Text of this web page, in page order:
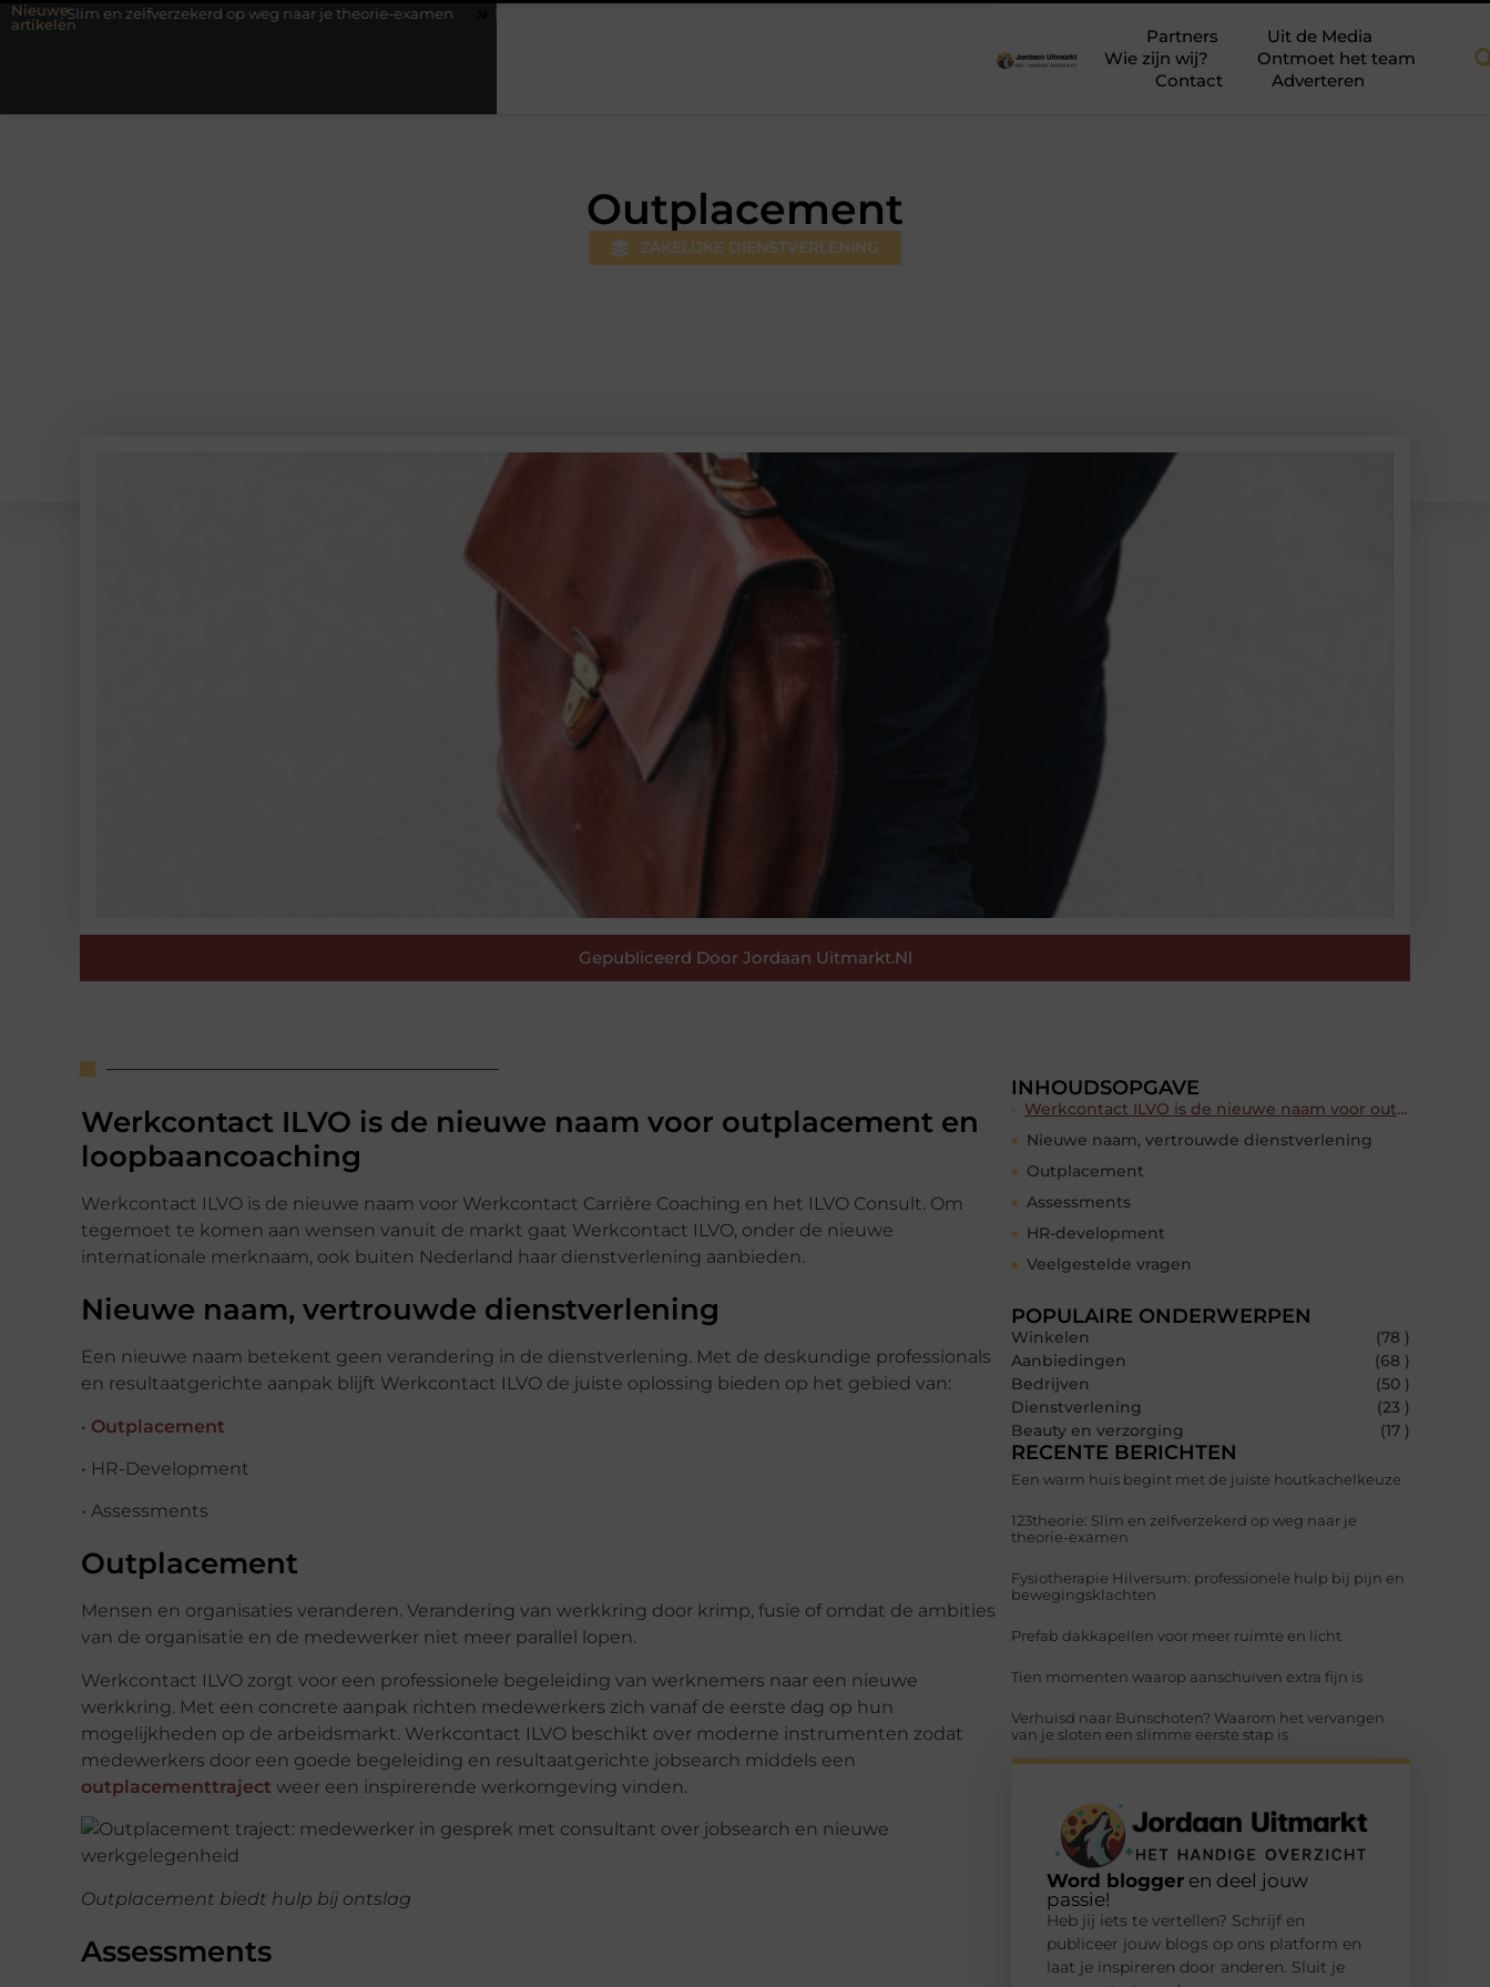
Nieuwe
artikelen
zelfverzekerd op weg naar je theorie-examen Fysiotherapie Hilversum: professionele hulp bij pijn en bewegingsklachten
Partners
Uit de Media
Wie zijn wij?
Ontmoet het team
Contact
Adverteren
Outplacement
ZAKELIJKE DIENSTVERLENING
Gepubliceerd Door Jordaan Uitmarkt.nl
Werkcontact ILVO is de nieuwe naam voor outplacement en
loopbaancoaching
Werkcontact ILVO is de nieuwe naam voor Werkcontact Carrière Coaching en het ILVO Consult. Om
tegemoet te komen aan wensen vanuit de markt gaat Werkcontact ILVO, onder de nieuwe
internationale merknaam, ook buiten Nederland haar dienstverlening aanbieden.
Nieuwe naam, vertrouwde dienstverlening
Een nieuwe naam betekent geen verandering in de dienstverlening. Met de deskundige professionals
en resultaatgerichte aanpak blijft Werkcontact ILVO de juiste oplossing bieden op het gebied van:
• Outplacement
• HR-Development
• Assessments
Outplacement
Mensen en organisaties veranderen. Verandering van werkkring door krimp, fusie of omdat de ambities
van de organisatie en de medewerker niet meer parallel lopen.
Werkcontact ILVO zorgt voor een professionele begeleiding van werknemers naar een nieuwe
werkkring. Met een concrete aanpak richten medewerkers zich vanaf de eerste dag op hun
mogelijkheden op de arbeidsmarkt. Werkcontact ILVO beschikt over moderne instrumenten zodat
medewerkers door een goede begeleiding en resultaatgerichte jobsearch middels een
outplacementtraject weer een inspirerende werkomgeving vinden.
Outplacement biedt hulp bij ontslag
Assessments
INHOUDSOPGAVE
Werkcontact ILVO is de nieuwe naam voor outplacement en loopbaancoaching
Nieuwe naam, vertrouwde dienstverlening
Outplacement
Assessments
HR-development
Veelgestelde vragen
POPULAIRE ONDERWERPEN
Winkelen
(78 )
Aanbiedingen
(68 )
Bedrijven
(50 )
Dienstverlening
(23 )
Beauty en verzorging
(17 )
RECENTE BERICHTEN
Een warm huis begint met de juiste houtkachelkeuze
123theorie: Slim en zelfverzekerd op weg naar je
theorie-examen
Fysiotherapie Hilversum: professionele hulp bij pijn en
bewegingsklachten
Prefab dakkapellen voor meer ruimte en licht
Tien momenten waarop aanschuiven extra fijn is
Verhuisd naar Bunschoten? Waarom het vervangen
van je sloten een slimme eerste stap is
Word blogger en deel jouw
passie!
Heb jij iets te vertellen? Schrijf en
publiceer jouw blogs op ons platform en
laat je inspireren door anderen. Sluit je